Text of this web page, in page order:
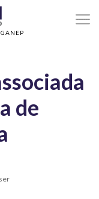
a maior incidência de
de